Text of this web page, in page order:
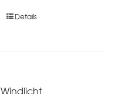
Details
Windlicht